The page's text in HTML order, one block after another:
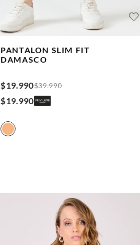
PANTALON SLIM FIT
DAMASCO
$19.990$39.990
$19.990